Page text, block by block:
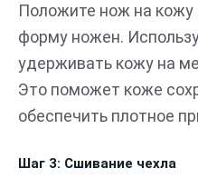
Положите нож на кожу
форму ножен.
удерживать кожу на
Это поможет коже
обеспечить плотное
Шаг 3: Сшивание чехла